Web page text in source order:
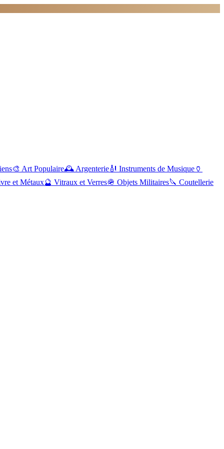
🎨 Art Populaire🕰️ Argenterie🎻 Instruments de Musique 🏺
et Métaux🔮 Vitraux et Verres🪖 Objets Militaires🔪 Coutellerie